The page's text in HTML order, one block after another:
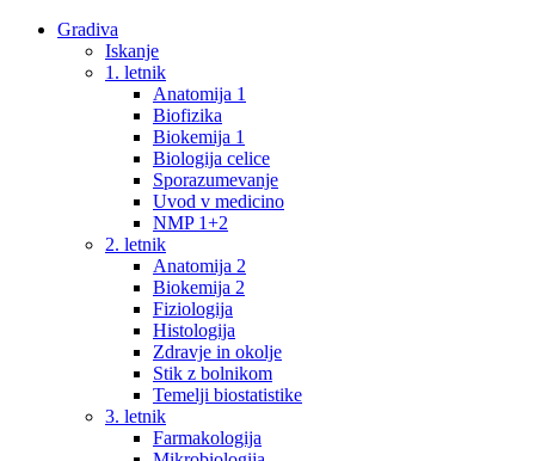
Gradiva
Iskanje
1. letnik
Anatomija 1
Biofizika
Biokemija 1
Biologija celice
Sporazumevanje
Uvod v medicino
NMP 1+2
2. letnik
Anatomija 2
Biokemija 2
Fiziologija
Histologija
Zdravje in okolje
Stik z bolnikom
Temelji biostatistike
3. letnik
Farmakologija